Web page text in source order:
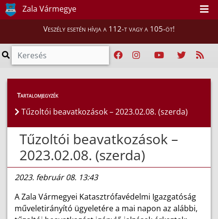
Zala Vármegye
Veszély esetén hívja a 112-t vagy a 105-öt!
Híreink > Hírek
Tartalomjegyzék
Tűzoltói beavatkozások – 2023.02.08. (szerda)
Tűzoltói beavatkozások –
2023.02.08. (szerda)
2023. február 08. 13:43
A Zala Vármegyei Katasztrófavédelmi Igazgatóság
műveletirányító ügyeletére a mai napon az alábbi,